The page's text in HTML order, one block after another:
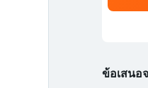
ข้อเสนอ